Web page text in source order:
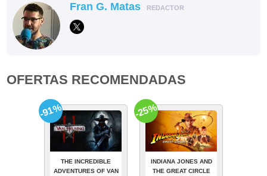
Fran G. Matas REDACTOR
OFERTAS RECOMENDADAS
THE INCREDIBLE
ADVENTURES OF VAN
-91%
INDIANA JONES AND
THE GREAT CIRCLE
-25%